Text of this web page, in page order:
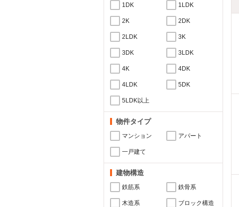
1DK 1LDK
2K 2DK
2LDK 3K
3DK 3LDK
4K 4DK
4LDK 5DK
5LDK以上
物件タイプ
マンション アパート
一戸建て
建物構造
鉄筋系 鉄骨系
木造系 ブロック構造